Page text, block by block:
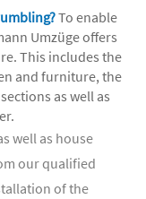
To enable
Umzüge offers
This includes the
and furniture, the
as well as
well as house
our qualified
of the